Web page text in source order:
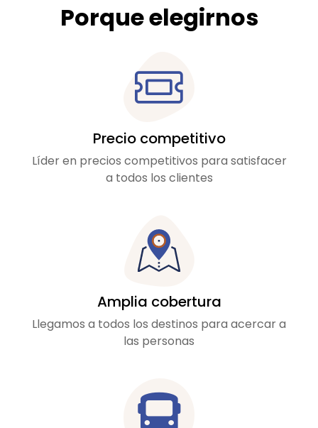
Porque elegirnos
Precio competitivo
Líder en precios competitivos para satisfacer
a todos los clientes
Amplia cobertura
Llegamos a todos los destinos para acercar a
las personas